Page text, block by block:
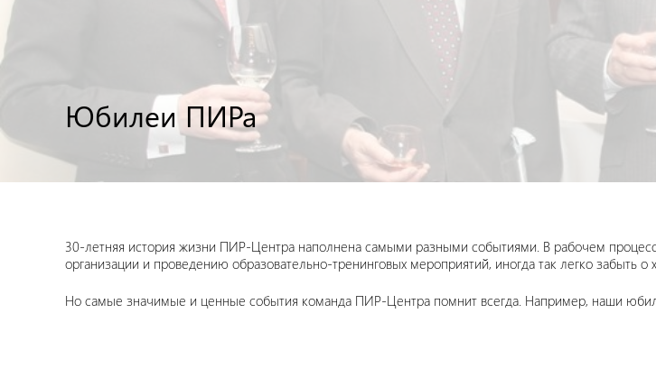
Юбилеи ПИРа
30-летняя история жизни ПИР-Центра наполнена самыми разными событиями. В рабочем
организации и проведению образовательно-тренинговых мероприятий, иногда так легко забыть о
Но самые значимые и ценные события команда ПИР-Центра помнит всегда. Например, наши